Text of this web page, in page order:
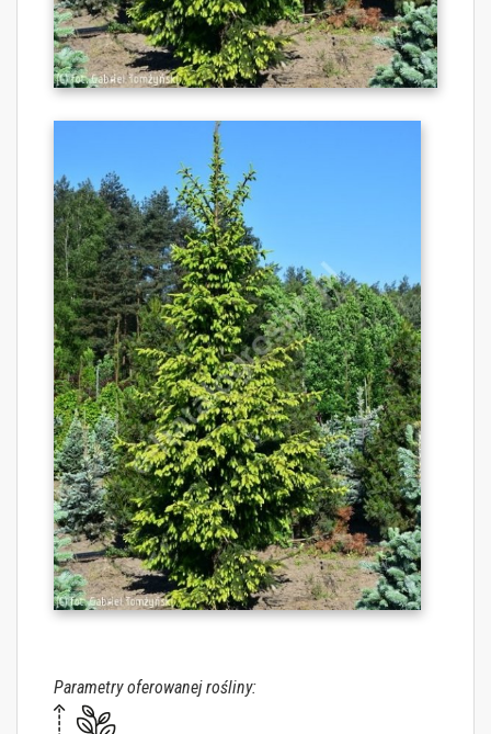
Parametry oferowanej rośliny: